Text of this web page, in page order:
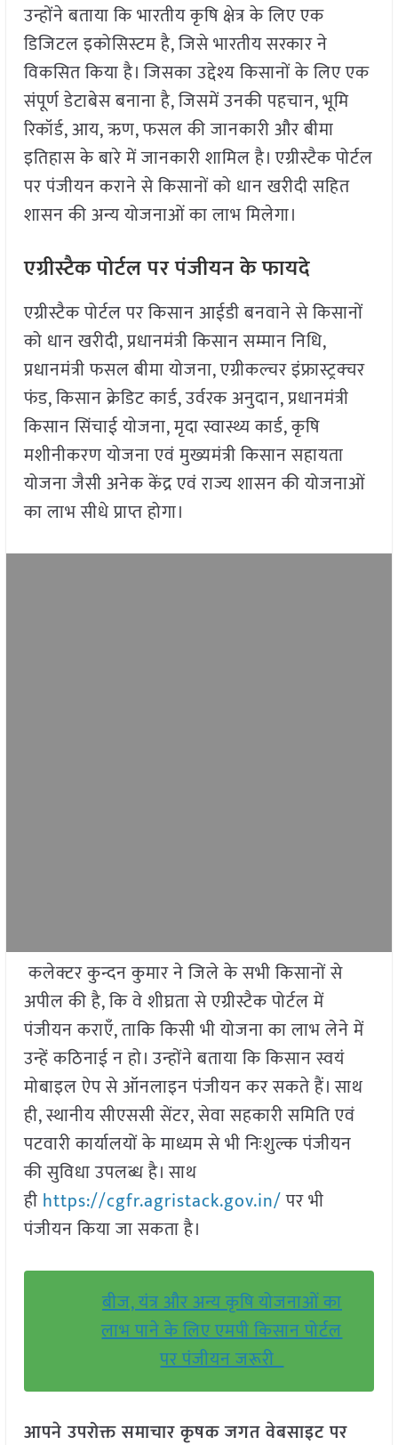
उन्होंने बताया कि भारतीय कृषि क्षेत्र के लिए एक
डिजिटल इकोसिस्टम है, जिसे भारतीय सरकार ने
विकसित किया है। जिसका उद्देश्य किसानों के लिए एक
संपूर्ण डेटाबेस बनाना है, जिसमें उनकी पहचान, भूमि
रिकॉर्ड, आय, ऋण, फसल की जानकारी और बीमा
इतिहास के बारे में जानकारी शामिल है। एग्रीस्टैक पोर्टल
पर पंजीयन कराने से किसानों को धान खरीदी सहित
शासन की अन्य योजनाओं का लाभ मिलेगा।
एग्रीस्टैक पोर्टल पर पंजीयन के फायदे
एग्रीस्टैक पोर्टल पर किसान आईडी बनवाने से किसानों
को धान खरीदी, प्रधानमंत्री किसान सम्मान निधि,
प्रधानमंत्री फसल बीमा योजना, एग्रीकल्चर इंफ्रास्ट्रक्चर
फंड, किसान क्रेडिट कार्ड, उर्वरक अनुदान, प्रधानमंत्री
किसान सिंचाई योजना, मृदा स्वास्थ्य कार्ड, कृषि
मशीनीकरण योजना एवं मुख्यमंत्री किसान सहायता
योजना जैसी अनेक केंद्र एवं राज्य शासन की योजनाओं
का लाभ सीधे प्राप्त होगा।
कलेक्टर कुन्दन कुमार ने जिले के सभी किसानों से
अपील की है, कि वे शीघ्रता से एग्रीस्टैक पोर्टल में
पंजीयन कराएँ, ताकि किसी भी योजना का लाभ लेने में
उन्हें कठिनाई न हो। उन्होंने बताया कि किसान स्वयं
मोबाइल ऐप से ऑनलाइन पंजीयन कर सकते हैं। साथ
ही, स्थानीय सीएससी सेंटर, सेवा सहकारी समिति एवं
पटवारी कार्यालयों के माध्यम से भी निःशुल्क पंजीयन
की सुविधा उपलब्ध है। साथ
ही https://cgfr.agristack.gov.in/पर भी
पंजीयन किया जा सकता है।
बीज, यंत्र और अन्य कृषि योजनाओं का
लाभ पाने के लिए एमपी किसान पोर्टल
पर पंजीयन जरूरी
आपने उपरोक्त समाचार कृषक जगत वेबसाइट पर